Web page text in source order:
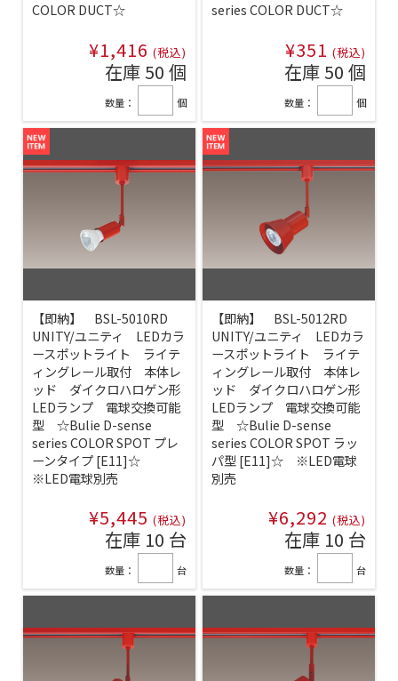
COLOR DUCT☆
¥1,416 (税込)
在庫 50 個
数量： 個
series COLOR DUCT☆
¥351 (税込)
在庫 50 個
数量： 個
【即納】 BSL-5010RD
UNITY/ユニティ LEDカラ
ースポットライト ライテ
ィングレール取付 本体レ
ッド ダイクロハロゲン形
LEDランプ 電球交換可能
型 ☆Bulie D-sense
series COLOR SPOT プレ
ーンタイプ [E11]☆
※LED電球別売
¥5,445 (税込)
在庫 10 台
数量： 台
【即納】 BSL-5012RD
UNITY/ユニティ LEDカラ
ースポットライト ライテ
ィングレール取付 本体レ
ッド ダイクロハロゲン形
LEDランプ 電球交換可能
型 ☆Bulie D-sense
series COLOR SPOT ラッ
パ型 [E11]☆ ※LED電球
別売
¥6,292 (税込)
在庫 10 台
数量： 台